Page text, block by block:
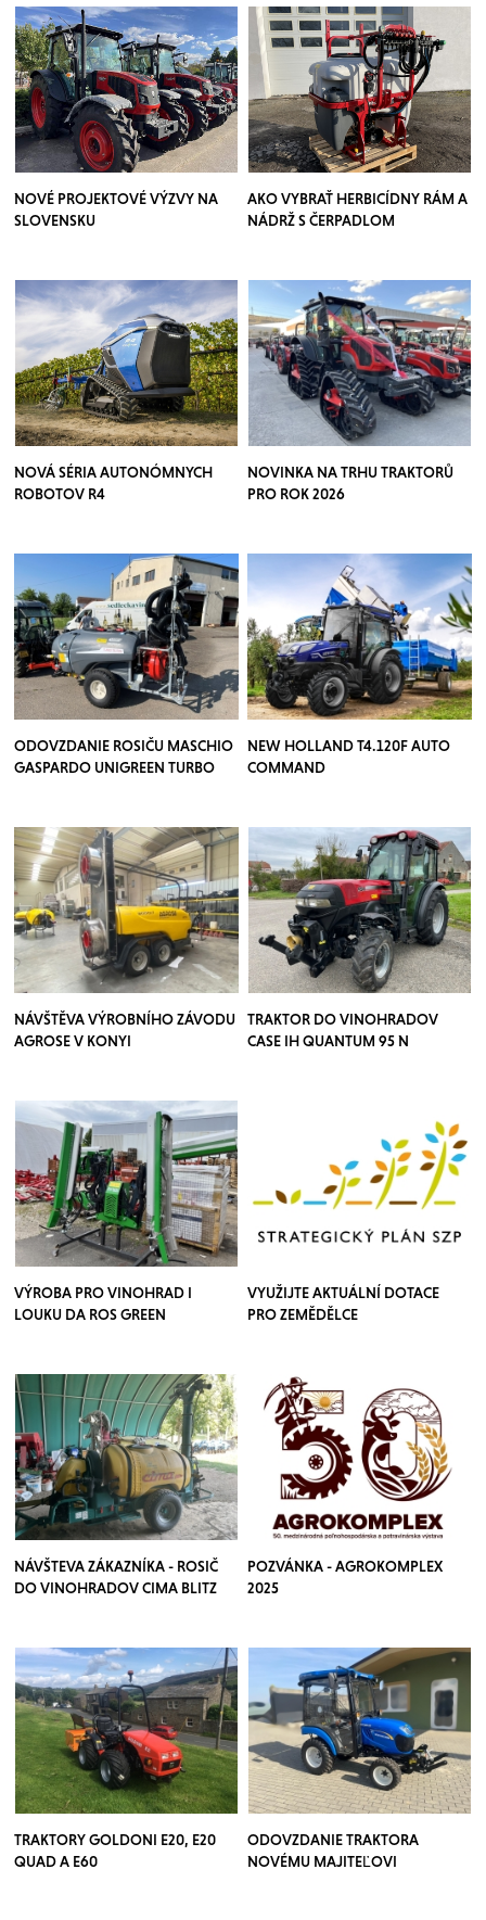
NOVÉ PROJEKTOVÉ VÝZVY NA
SLOVENSKU
AKO VYBRAŤ HERBICÍDNY RÁM A
NÁDRŽ S ČERPADLOM
NOVÁ SÉRIA AUTONÓMNYCH
ROBOTOV R4
NOVINKA NA TRHU TRAKTORŮ
PRO ROK 2026
ODOVZDANIE ROSIČU MASCHIO
GASPARDO UNIGREEN TURBO
NEW HOLLAND T4.120F AUTO
COMMAND
NÁVŠTĚVA VÝROBNÍHO ZÁVODU
AGROSE V KONYI
TRAKTOR DO VINOHRADOV
CASE IH QUANTUM 95 N
VÝROBA PRO VINOHRAD I
LOUKU DA ROS GREEN
VYUŽIJTE AKTUÁLNÍ DOTACE
PRO ZEMĚDĚLCE
NÁVŠTEVA ZÁKAZNÍKA - ROSIČ
DO VINOHRADOV CIMA BLITZ
POZVÁNKA - AGROKOMPLEX
2025
TRAKTORY GOLDONI E20, E20
QUAD A E60
ODOVZDANIE TRAKTORA
NOVÉMU MAJITEĽOVI